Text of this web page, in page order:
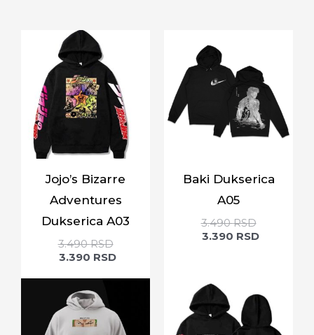
Jojo’s Bizarre
Adventures
Dukserica A03
3.490RSD
3.390 RSD
Baki Dukserica
A05
3.490RSD
3.390 RSD